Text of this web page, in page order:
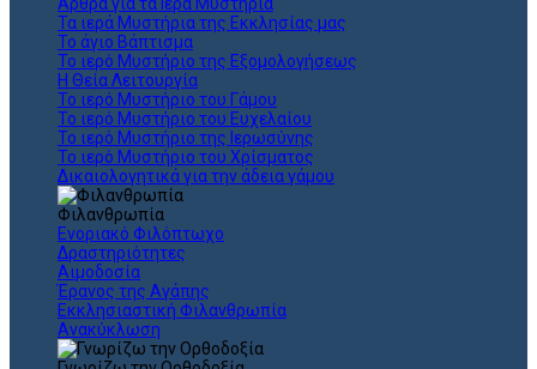
Τα ιερά Μυστήρια της Εκκλησίας μας
Το άγιο Βάπτισμα
Το ιερό Μυστήριο της Εξομολογήσεως
Η Θεία Λειτουργία
Το ιερό Μυστήριο του Γάμου
Το ιερό Μυστήριο του Ευχελαίου
Το ιερό Μυστήριο της Ιερωσύνης
Το ιερό Μυστήριο του Χρίσματος
Δικαιολογητικά για την άδεια γάμου
Φιλανθρωπία
Ενοριακό Φιλόπτωχο
Δραστηριότητες
Αιμοδοσία
Έρανος της Αγάπης
Εκκλησιαστική Φιλανθρωπία
Ανακύκλωση